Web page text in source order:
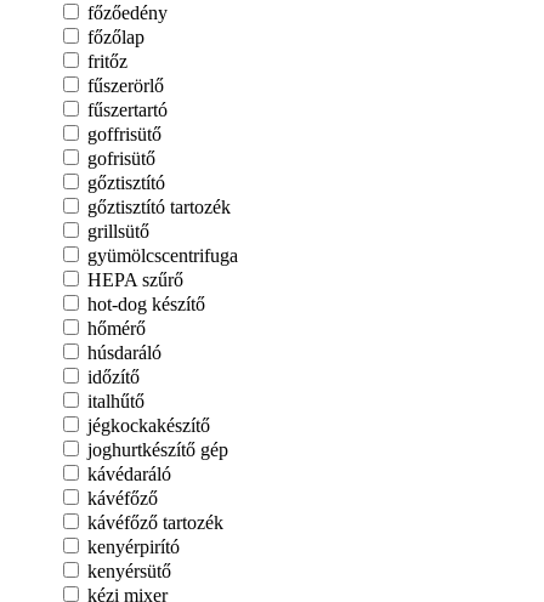
főzőedény
főzőlap
fritőz
fűszerörlő
fűszertartó
goffrisütő
gofrisütő
gőztisztító
gőztisztító tartozék
grillsütő
gyümölcscentrifuga
HEPA szűrő
hot-dog készítő
hőmérő
húsdaráló
időzítő
italhűtő
jégkockakészítő
joghurtkészítő gép
kávédaráló
kávéfőző
kávéfőző tartozék
kenyérpirító
kenyérsütő
kézi mixer